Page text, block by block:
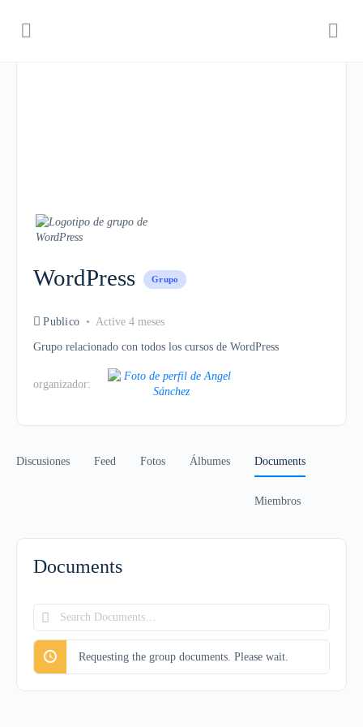
WordPress Grupo
Publico Active 4 meses
Grupo relacionado con todos los cursos de WordPress
organizador:
Discusiones Feed Fotos Álbumes Documents
Miembros
Documents
Search
Documents…
Requesting the group documents. Please wait.